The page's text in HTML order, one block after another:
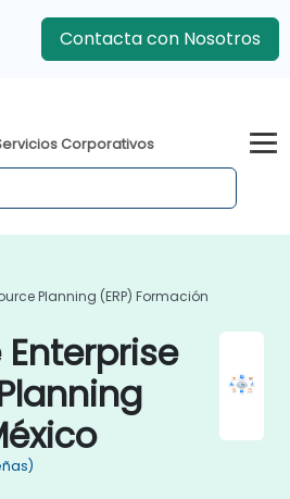
Contacta con Nosotros
Corporativos
Planning (ERP) Formación